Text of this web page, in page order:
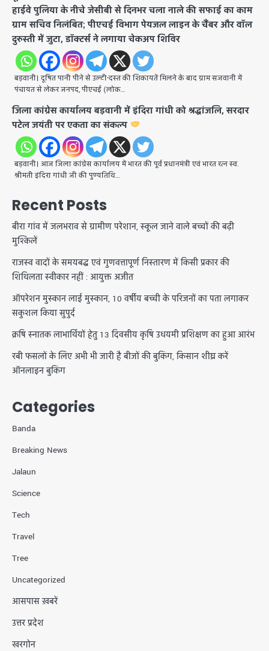
हाईवे पुलिया के नीचे जेसीबी से दिनभर चला नाले की सफाई का काम
ग्राम सचिव निलंबित; पीएचई विभाग पेयजल लाइन के चैंबर और वॉल
दुरुस्ती में जुटा, डॉक्टर्स ने लगाया चेकअप शिविर
बड़वानी। दूषित पानी पीने से उल्टी-दस्त की शिकायतें मिलने के बाद ग्राम सजवानी में
पंचायत से लेकर जनपद, पीएचई (लोक…
जिला कांग्रेस कार्यालय बड़वानी में इंदिरा गांधी को श्रद्धांजलि, सरदार
पटेल जयंती पर एकता का संकल्प
बड़वानी। आज जिला कांग्रेस कार्यालय में भारत की पूर्व प्रधानमंत्री एवं भारत रत्न स्व.
श्रीमती इंदिरा गांधी जी की पुण्यतिथि…
Recent Posts
बीरा गांव में जलभराव से ग्रामीण परेशान, स्कूल जाने वाले बच्चों की बढ़ी
मुश्किलें
राजस्व वादों के समयबद्ध एवं गुणवत्तापूर्ण निस्तारण में किसी प्रकार की
शिथिलता स्वीकार नहीं : आयुक्त अजीत
ऑपरेशन मुस्कान लाई मुस्कान, 10 वर्षीय बच्ची के परिजनों का पता लगाकर
सकुशल किया सुपुर्द
क्रषि स्नातक लाभार्थियों हेतु 13 दिवसीय कृषि उधयमी प्रशिक्षण का हुआ आरंभ
रबी फसलों के लिए अभी भी जारी है बीजों की बुकिंग, किसान शीघ्र करें
ऑनलाइन बुकिंग
Categories
Banda
Breaking News
Jalaun
Science
Tech
Travel
Tree
Uncategorized
आसपास ख़बरें
उत्तर प्रदेश
खरगोन